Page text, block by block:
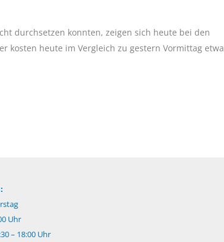
durchsetzen konnten, zeigen sich heute bei den
kosten heute im Vergleich zu gestern Vormittag etwa
Uhr
– 18:00 Uhr